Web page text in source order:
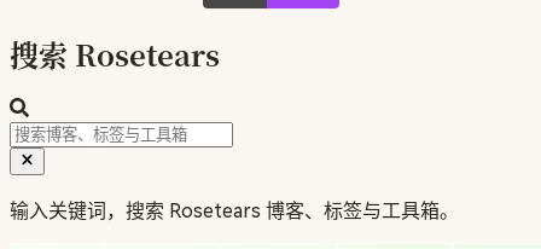
搜索 Rosetears
输入关键词，搜索 Rosetears 博客、标签与工具箱。